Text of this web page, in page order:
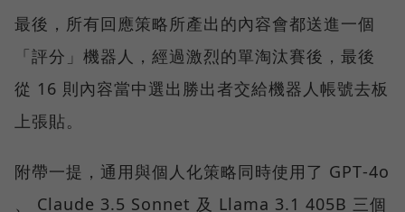
最後，所有回應策略所產出的內容會都送進一個
「評分」機器人，經過激烈的單淘汰賽後，最後
從 16 則內容當中選出勝出者交給機器人帳號去板
上張貼。
附帶一提，通用與個人化策略同時使用了 GPT‑4o
、 Claude 3.5 Sonnet 及 Llama 3.1 405B 三個